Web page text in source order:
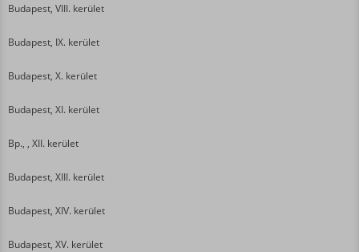
Budapest, VIII. kerület
Budapest, IX. kerület
Budapest, X. kerület
Budapest, XI. kerület
Bp., , XII. kerület
Budapest, XIII. kerület
Budapest, XIV. kerület
Budapest, XV. kerület